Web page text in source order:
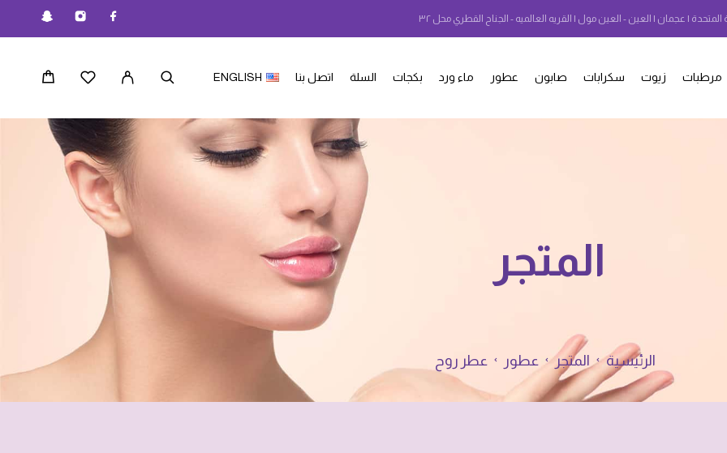
المتحدة | عجمان | العين - العين مول | القريه العالميه - الجناح القطري محل ٣٢
مرطبات زيوت سكرابات صابون عطور ماء ورد بكجات السلة اتصل بنا ENGLISH
المتجر
الرئيسية المتجر عطور عطر روح